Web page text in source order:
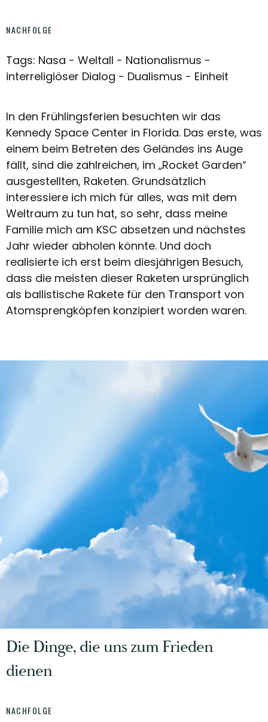
NACHFOLGE
Tags: Nasa - Weltall - Nationalismus -
interreligiöser Dialog - Dualismus - Einheit
In den Frühlingsferien besuchten wir das
Kennedy Space Center in Florida. Das erste, was
einem beim Betreten des Geländes ins Auge
fällt, sind die zahlreichen, im „Rocket Garden“
ausgestellten, Raketen. Grundsätzlich
interessiere ich mich für alles, was mit dem
Weltraum zu tun hat, so sehr, dass meine
Familie mich am KSC absetzen und nächstes
Jahr wieder abholen könnte. Und doch
realisierte ich erst beim diesjährigen Besuch,
dass die meisten dieser Raketen ursprünglich
als ballistische Rakete für den Transport von
Atomsprengköpfen konzipiert worden waren.
Die Dinge, die uns zum Frieden
dienen
NACHFOLGE